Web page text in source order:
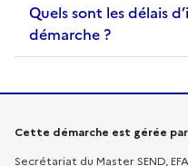
Quels sont les délais
démarche ?
Informations
Cette démarche est gérée par
Secrétariat du Master SEND,